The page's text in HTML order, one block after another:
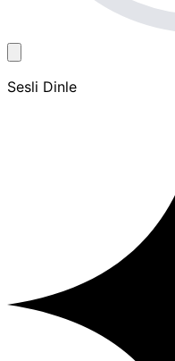
Sesli Dinle